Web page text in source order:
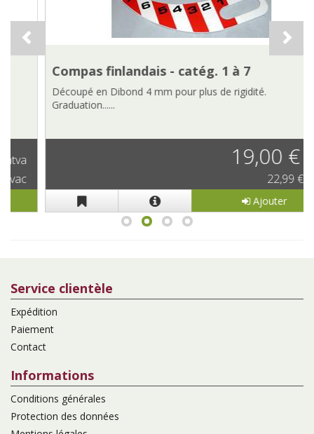
Compas finlandais - catég. 1 à 7
Découpé en Dibond 4 mm pour plus de rigidité.
Graduation......
19,00 €htva
22,99 € tvac
Ajouter
Service clientèle
Expédition
Paiement
Contact
Informations
Conditions générales
Protection des données